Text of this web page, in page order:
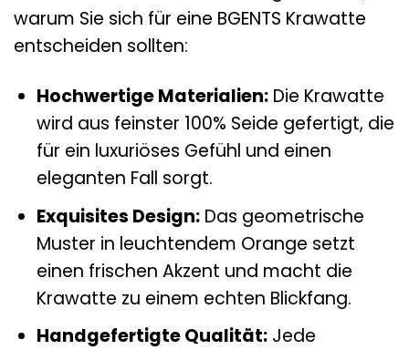
warum Sie sich für eine BGENTS Krawatte
entscheiden sollten:
Hochwertige Materialien:Die Krawatte
wird aus feinster 100% Seide gefertigt, die
für ein luxuriöses Gefühl und einen
eleganten Fall sorgt.
Exquisites Design:Das geometrische
Muster in leuchtendem Orange setzt
einen frischen Akzent und macht die
Krawatte zu einem echten Blickfang.
Handgefertigte Qualität:Jede